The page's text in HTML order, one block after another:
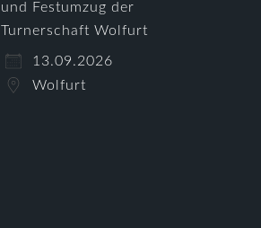
und Festumzug der
Turnerschaft Wolfurt
13.09.2026
Wolfurt